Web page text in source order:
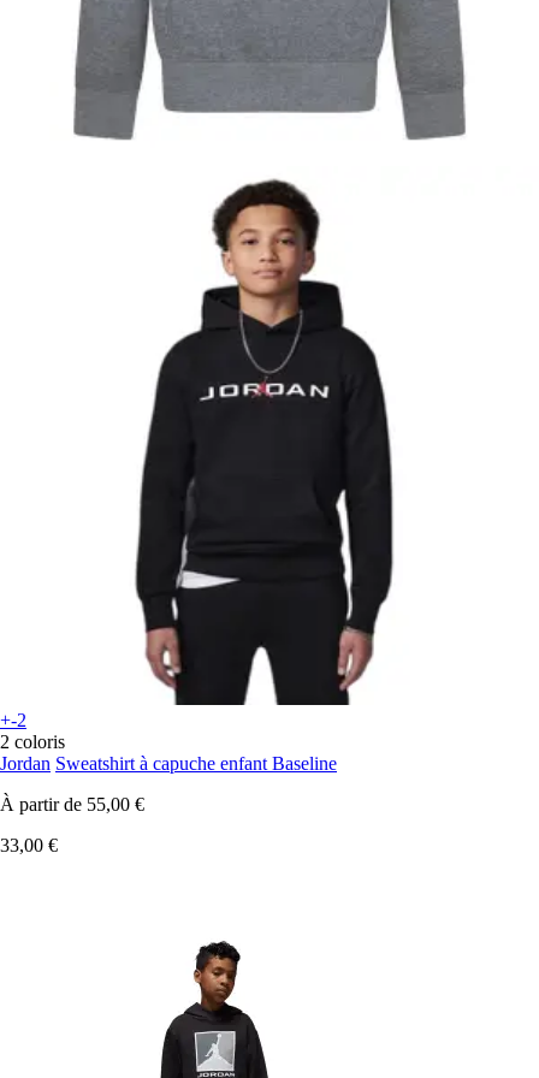
+-2
2 coloris
Jordan Sweatshirt à capuche enfant Baseline
À partir de 55,00 €
33,00 €